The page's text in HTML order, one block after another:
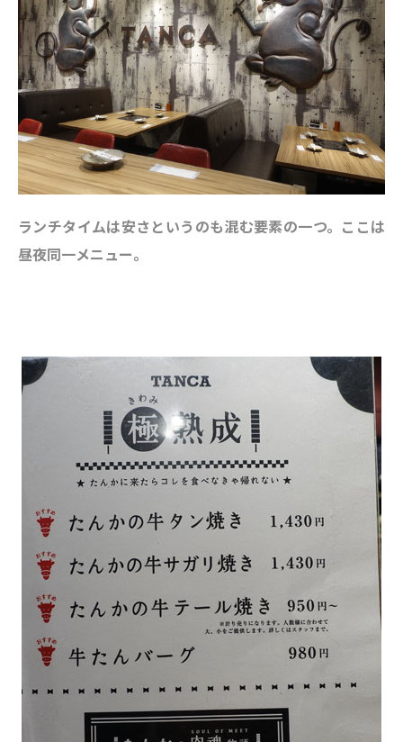
ランチタイムは安さというのも混む要素の一つ。ここは
昼夜同一メニュー。